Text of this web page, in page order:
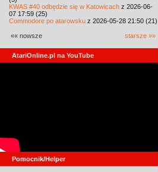
KWAS #40 odbędzie się w Katowicach z 2026-06-
07 17:59 (25)
Commodore po atarowsku z 2026-05-28 21:50 (21)
«« nowsze starsze »»
AtariOnline.pl na YouTube
Pomocnik/Helper